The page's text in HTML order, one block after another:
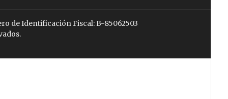
de Identificación Fiscal: B-85062503